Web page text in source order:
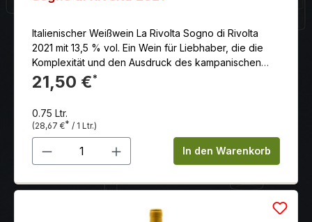
Italienischer Weißwein La Rivolta Sogno di Rivolta
2021 mit 13,5 % vol. Ein Wein für Liebhaber, die die
Komplexität und den Ausdruck des kampanischen
Terroirs in einem hochwertig erzeugten Wein
schätzen.
21,50 €*
0.75 Ltr.
(28,67 €* / 1 Ltr.)
Produkt Anzahl: Gib denIn den Warenkorb